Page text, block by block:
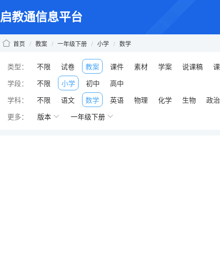
启教通信息平台
首页 / 教案 / 一年级下册 / 小学 / 数学
类型： 不限 试卷 教案 课件 素材 学案 说课稿
学段：
不限 小学 初中
高中
学科：
不限 语文 数学 英语 物理 化学 生物
政治
更多：
版本 一年级下册